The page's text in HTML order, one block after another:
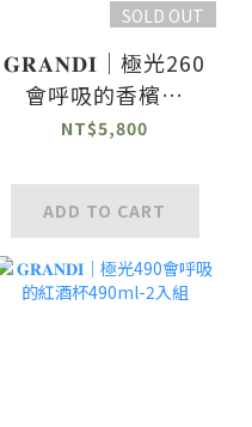
SOLD OUT
𝐆𝐑𝐀𝐍𝐃𝐈｜極光260
會呼吸的香檳杯
260ml-2入組
NT$5,800
ADD TO CART